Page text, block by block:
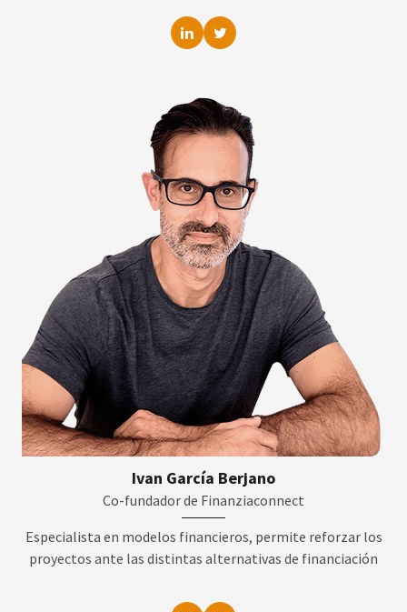
Ivan García Berjano
Co-fundador de Finanziaconnect
Especialista en modelos financieros, permite reforzar los
proyectos ante las distintas alternativas de financiación